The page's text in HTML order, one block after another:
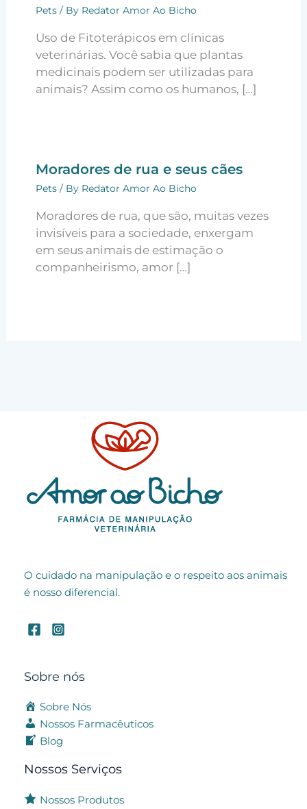
Pets/ By Redator Amor Ao Bicho
Uso de Fitoterápicos em clínicas
veterinárias. Você sabia que plantas
medicinais podem ser utilizadas para
animais? Assim como os humanos, […]
Moradores de rua e seus cães
Pets/ By Redator Amor Ao Bicho
Moradores de rua, que são, muitas vezes
invisíveis para a sociedade, enxergam
em seus animais de estimação o
companheirismo, amor […]
O cuidado na manipulação e o respeito aos animais
é nosso diferencial.
Sobre nós
Sobre Nós
Nossos Farmacêuticos
Blog
Nossos Serviços
Nossos Produtos